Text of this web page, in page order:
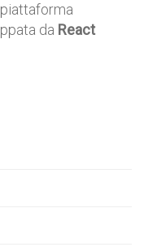
da React